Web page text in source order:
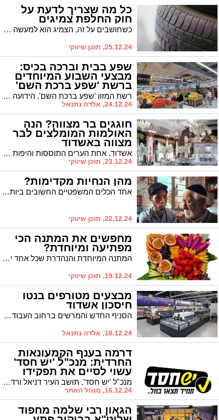
כל מה שצריך לדעת על
חוק החלפת צמיגים
כשחושבים על זה, הצמיג הוא למעשה החלק שמחבר בינינו הנהגים והנוסעים ברכב לבין הכביש או הדרך בה אנחנו נוסעים. בהתאם, הצמיגים חייבים להיות תקינים ובמצב טוב בכדי לשמור על תקינות הרכב, על בטיחות הנסיעה, על האחיזה בכביש ועל יכולות השליטה של הנהג ברכב. צמיגים שאינם תקינים או שאינם מתאימים לסוג הרכב, מביאים למצב מסוכן מאוד ולעיתים רבות גם לתאונות קטלניות. במאמר הבא ננסה להבין אחת ולתמיד כל כמה זמן כדאי להחליף צמיגים ומהן הפעולות שיש לבצע בכדי לשמור על הבטיחות שלנו ועל מי שמסביבו בכבישים.
25.12.24, תוכן שיווקי
שפע בבית וברכה בכיס:
מבצעי השבוע המיוחדים
ברשת 'שפע ברכת השם'
רשת המזון 'שפע ברכת השם', הידועה באיכות השירות ובמחיריה המוזלים, ממשיכה להפתיע את לקוחותיה עם שורה של מבצעים מיוחדים המשלבים איכות ומחיר. הרשת מציעה השבוע מגוון רחב של מבצעים אטרקטיביים במחלקות השונות.
24.12.24, אלדה נתנאל
חוגגים בר מצווה? הנה
האולמות המומלצים לבר
מצווה באשדוד
אשדוד, אחת הערים התוססות והיפות בדרום, מציעה שפע של אולמות וגני אירועים שמתאימים לחגיגות בר מצווה. אם אתם מתכננים את החגיגה הגדולה של הבן שלכם, ולא יודעים מאיפה להתחיל, אנחנו כאן לעזור! העיר מלאה במקומות מיוחדים שמספקים חוויה בלתי נשכחת לכל המשפחה והאורחים. אז בואו נכיר את האולמות המומלצים ביותר לבר מצווה באשדוד.
23.12.24, תוכן שיווקי
מהן הנחיות מקדימות?
אחד הכלים המשפטיים החשובים ביותר, מבחינה בריאותית, העומדים לרשותו של כל אדם כיום הוא הנחיות מקדימות, הנוגעות לרצונותיו באשר לטיפול רפואי עתידי, אם וכאשר לא יוכל לקבל את ההחלטות הקשורות לכך בעצמו. הנחיות אלו באות לידי ביטוי בתצורת מסמך מיוחד, טופס הנחיות מקדימות, המהווה אסמכתא משפטית לכל דבר, הדואגת כי בבוא העת יקבל אותו אדם את הטיפול הרפואי הראוי לו, בהתאם להנחיות שנתן מראש. איך זה בדיוק עובד? מדוע זה כל כך חשוב? ובכלל – איך מכינים דבר כזה? על כך ועוד, לפניכם.
22.12.24, תוכן שיווקי
מחפשים את המתנה הכי
מפתיעה ומיוחדת?
המתנה המיוחדת והנהדרת שכל אחד ישמח לקבל היא ללא ספק סלסלת פירות או מגש פירות. בין אם אתם תרצו להפתיע ולפנק אדם יקר וקרוב אליכם, ובין אם אתם תרצו סתם כך להתפנק. אין ספק כי מגשי פירות מעוצב יספק את הפתרון המושלם לכך. לא בכדי, מגשי פירות הפכו לטרנד הכי נפוץ בתחומי האירועים והמתנות.
19.12.24, תוכן שיווקי
מבצעים מטורפים בנטו
חיסכון אשדוד
הסניף החדש והמרשים ברחוב העבודה 64 מציע מבצעים לוהטים שאסור לפספס:
18.12.24, אלדה נתנאל
דרמה בענף הקמעונאות
החרדית: מנכ"ל 'יש חסד'
עשוי לסיים את תפקידו
מנכ"ל 'יש חסד', תושב העיר דניאל ורדיגר, עשוי לסיים את תפקידו ברשת לאחר שהקים אותה והפך אותה לרשת מצליחה. גורם ברשת: "אין ספק שהצעד יפגע בהכנסותיה של הרשת"
16.12.24, מנהל האתר
הגאון רבי שלמה מחפוד